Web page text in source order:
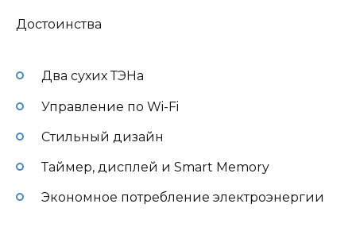
Достоинства
Два сухих ТЭНа
Управление по Wi-Fi
Стильный дизайн
Таймер, дисплей и Smart Memory
Экономное потребление электроэнергии